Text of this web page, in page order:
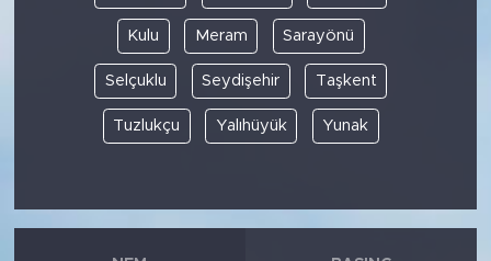
Kulu Meram Sarayönü
Selçuklu Seydişehir Taşkent
Tuzlukçu Yalıhüyük Yunak